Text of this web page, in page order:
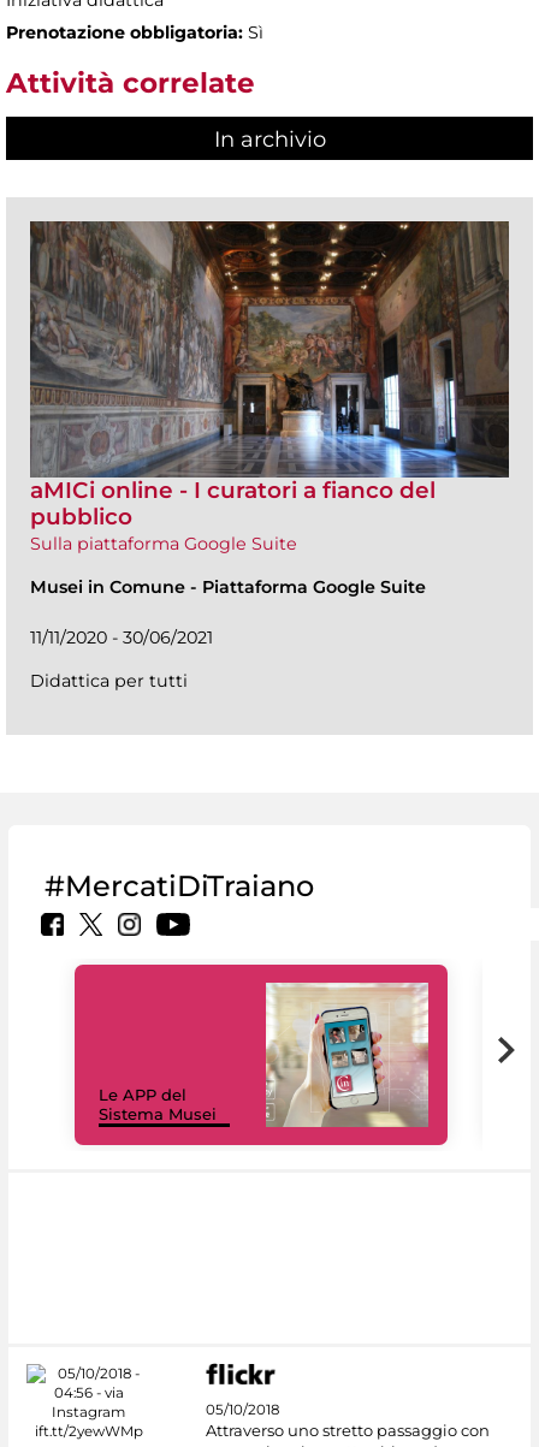
Prenotazione obbligatoria: Sì
Attività correlate
In archivio
aMICi online - I curatori a fianco del
pubblico
Sulla piattaforma Google Suite
Musei in Comune - Piattaforma Google Suite
11/11/2020 - 30/06/2021
Didattica per tutti
#MercatiDiTraiano
Le APP del
Sistema Musei
05/10/2018
Attraverso uno stretto passaggio con